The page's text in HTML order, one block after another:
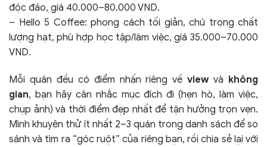
độc đáo, giá 40.000–80.000 VND.
– Hello 5 Coffee: phong cách tối giản, chú trọng chất
lượng hạt, phù hợp học tập/làm việc, giá 35.000–70.000
VND.
Mỗi quán đều có điểm nhấn riêng vềview và không
gian, bạn hãy cân nhắc mục đích đi (hẹn hò, làm việc,
chụp ảnh) và thời điểm đẹp nhất để tận hưởng trọn vẹn.
Mình khuyên thử ít nhất 2–3 quán trong danh sách để so
sánh và tìm ra “góc ruột” của riêng bạn, rồi chia sẻ lại với